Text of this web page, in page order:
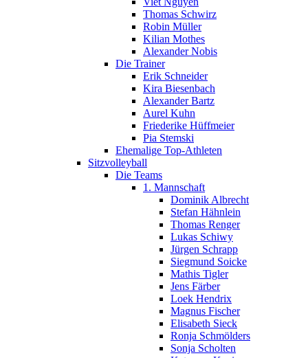
Thomas Schwirz
Robin Müller
Kilian Mothes
Alexander Nobis
Die Trainer
Erik Schneider
Kira Biesenbach
Alexander Bartz
Aurel Kuhn
Friederike Hüffmeier
Pia Stemski
Ehemalige Top-Athleten
Sitzvolleyball
Die Teams
1. Mannschaft
Dominik Albrecht
Stefan Hähnlein
Thomas Renger
Lukas Schiwy
Jürgen Schrapp
Siegmund Soicke
Mathis Tigler
Jens Färber
Loek Hendrix
Magnus Fischer
Elisabeth Sieck
Ronja Schmölders
Sonja Scholten